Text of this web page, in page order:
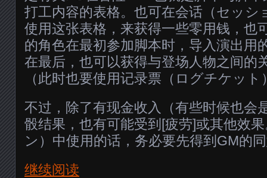
打工内容的表格。也可在会话（セッシ
使用这张表格，来获得一些零用钱，也
的角色在最初参加脚本时，导入演出用
在最后，也可以获得与登场人物之间的
（此时也要使用记录票（ログチケット
不过，除了有现金收入（有些时候也会
骰结果，也有可能受到[疲劳]或其他效
ン）中使用的话，务必要先得到GM的
继续阅读